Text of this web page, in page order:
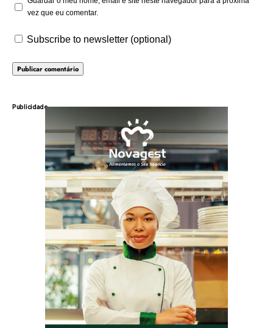
Publicidade
vez que eu comentar.
Subscribe to newsletter (optional)